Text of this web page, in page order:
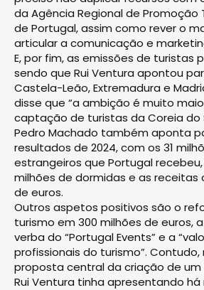
da Agência Regional de Promoção
de Portugal, assim co­mo rever o
articular a comunicação e
E, por fim, as emissões de turistas
sendo que Rui Ventura apontou
Castela-Leão, Extremadura e
disse que “a ambição é muito
captação de turistas da Coreia do
Pedro Machado também aponta
resultados de 2024, com os 31
estrangeiros que Portugal
milhões de dormidas e as receitas
de euros.
Outros aspetos positivos são o
turismo em 300 milhões de euros,
verba do “Portugal Events” e a
profissionais do turismo”.
proposta central da criação de
Rui Ventura tinha apresentando há